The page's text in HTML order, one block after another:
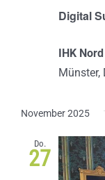
Digital
IHK
Münster,
November 2025
Do.
27